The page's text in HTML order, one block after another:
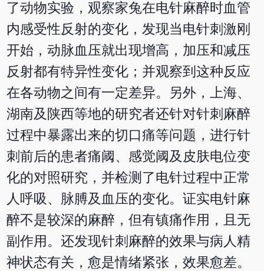
了动物实验，观察家兔在电针麻醉时血管
内感受性反射的变化，发现当电针刺激刚
开始，动脉血压就出现增高，加压和减压
反射都有特异性变化；并观察到这种反应
在各动物之间有一定差异。另外，上海、
湖南及陕西等地的研究者还针对针刺麻醉
过程中暴露出来的切口痛等问题，进行针
刺前后的患者痛阈、感觉阈及皮肤电位变
化的对照研究，并检测了电针过程中正常
人呼吸、脉膊及血压的变化。证实电针麻
醉不是较深的麻醉，但有镇痛作用，且无
副作用。还发现针刺麻醉的效果与病人精
神状态有关，愈是情绪紧张，效果愈差。